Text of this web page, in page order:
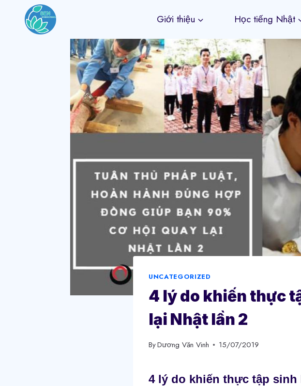
Giới thiệu Học tiếng Nhật
UNCATEGORIZED
4 lý do khiến thực
lại Nhật lần 2
ByDương Văn Vinh 15/07/2019
4 lý do khiến thực tập sinh